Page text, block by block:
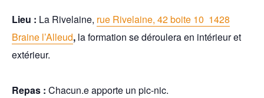
Lieu : La Rivelaine, rue Rivelaine, 42 boite 10 1428
Braine l’Alleud, la formation se déroulera en intérieur et
extérieur.
Repas : Chacun.e apporte un pic-nic.